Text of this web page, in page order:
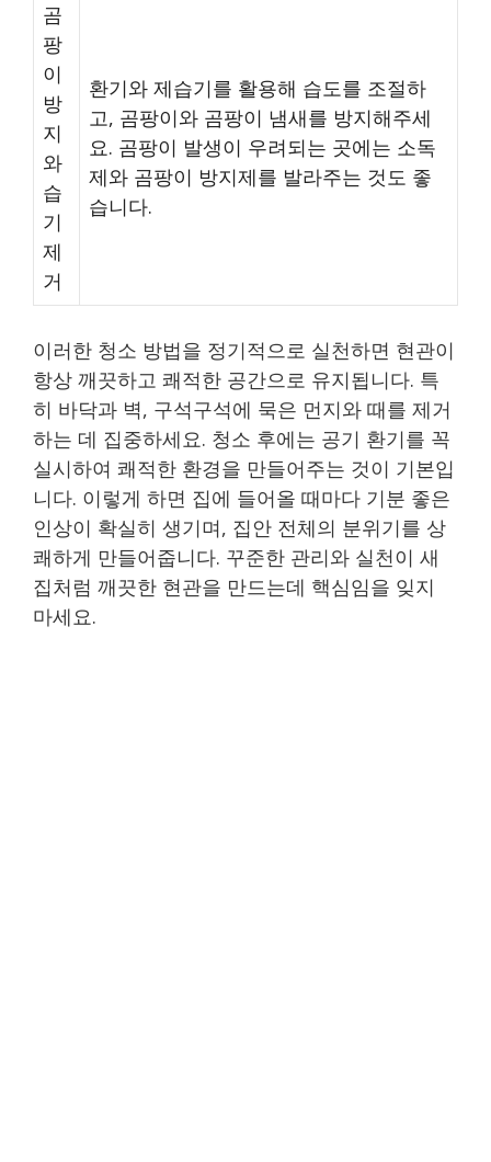
곰
팡
이
방
지
와
습
기
제
거
환기와 제습기를 활용해 습도를 조절하
고, 곰팡이와 곰팡이 냄새를 방지해주세
요. 곰팡이 발생이 우려되는 곳에는 소독
제와 곰팡이 방지제를 발라주는 것도 좋
습니다.
이러한 청소 방법을 정기적으로 실천하면 현관이
항상 깨끗하고 쾌적한 공간으로 유지됩니다. 특
히 바닥과 벽, 구석구석에 묵은 먼지와 때를 제거
하는 데 집중하세요. 청소 후에는 공기 환기를 꼭
실시하여 쾌적한 환경을 만들어주는 것이 기본입
니다. 이렇게 하면 집에 들어올 때마다 기분 좋은
인상이 확실히 생기며, 집안 전체의 분위기를 상
쾌하게 만들어줍니다. 꾸준한 관리와 실천이 새
집처럼 깨끗한 현관을 만드는데 핵심임을 잊지
마세요.